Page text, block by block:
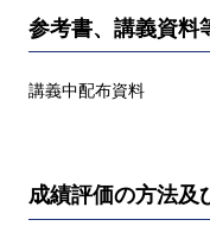
参考書、講義資料
講義中配布資料
成績評価の方法及